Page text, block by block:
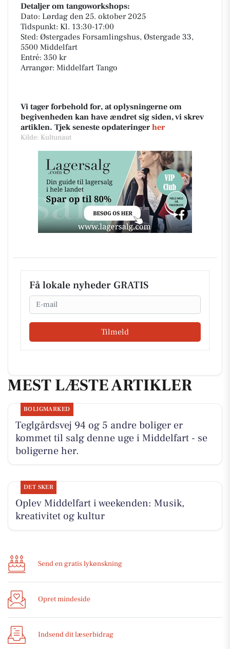
Detaljer om tangoworkshops:
Dato: Lørdag den 25. oktober 2025
Tidspunkt: Kl. 13:30-17:00
Sted: Østergades Forsamlingshus, Østergade 33,
5500 Middelfart
Entré: 350 kr
Arrangør: Middelfart Tango
Vi tager forbehold for, at oplysningerne om
begivenheden kan have ændret sig siden, vi skrev
artiklen. Tjek seneste opdateringer her
Kilde: Kultunaut
Få lokale nyheder GRATIS
Email
Tilmeld
MEST LÆSTE ARTIKLER
BOLIGMARKED
Teglgårdsvej 94 og 5 andre boliger er
kommet til salg denne uge i Middelfart - se
boligerne her.
DET SKER
Oplev Middelfart i weekenden: Musik,
kreativitet og kultur
Send en gratis lykønskning
Opret mindeside
Indsend dit læserbidrag